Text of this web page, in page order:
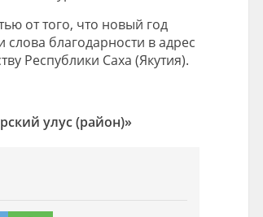
от того, что новый год
слова благодарности в адрес
Республики Саха (Якутия).
улус (район)»